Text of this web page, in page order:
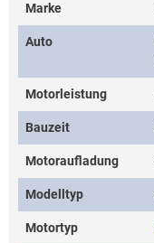
Marke
Auto
Motorleistung
Bauzeit
Motoraufladung
Modelltyp
Motortyp